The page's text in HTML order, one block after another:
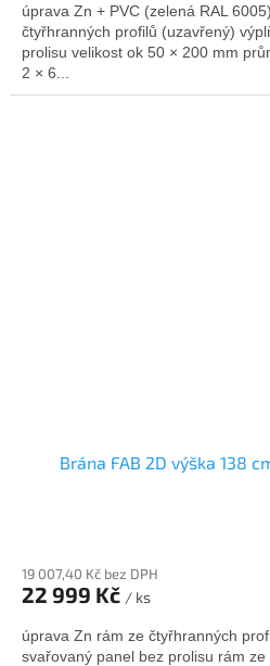
úprava Zn + PVC (zelená RAL
čtyřhranných profilů (uzavřený)
prolisu velikost ok 50 × 200 mm
2 × 6...
Brána FAB 2D výška 138
19 007,40 Kč bez DPH
22 999 Kč / ks
úprava Zn rám ze čtyřhranných
svařovaný panel bez prolisu rám